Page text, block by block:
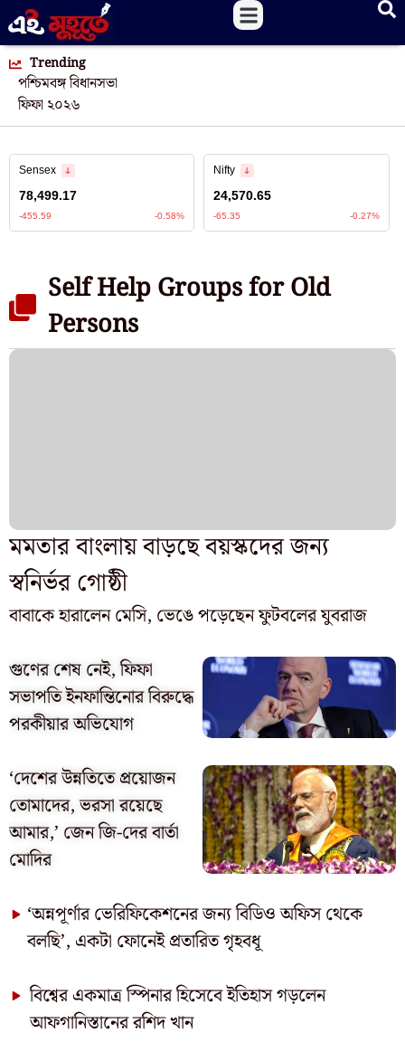
Trending
পশ্চিমবঙ্গ বিধানসভা
ফিফা ২০২৬
বাবাকে হারালেন মেসি, ভেঙে পড়েছেন ফুটবলের যুবরাজ
গুণের শেষ নেই, ফিফা
সভাপতি ইনফান্তিনোর বিরুদ্ধে
পরকীয়ার অভিযোগ
‘দেশের উন্নতিতে প্রয়োজন
তোমাদের, ভরসা রয়েছে
আমার,’ জেন জি-দের বার্তা
মোদির
‘অন্নপূর্ণার ভেরিফিকেশনের জন্য বিডিও অফিস থেকে
বলছি’, একটা ফোনেই প্রতারিত গৃহবধূ
বিশ্বের একমাত্র স্পিনার হিসেবে ইতিহাস গড়লেন
আফগানিস্তানের রশিদ খান
Self Help Groups for Old
Persons
মমতার বাংলায় বাড়ছে বয়স্কদের জন্য
স্বনির্ভর গোষ্ঠী